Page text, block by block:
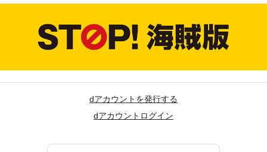
dアカウントを発行する
dアカウントログイン